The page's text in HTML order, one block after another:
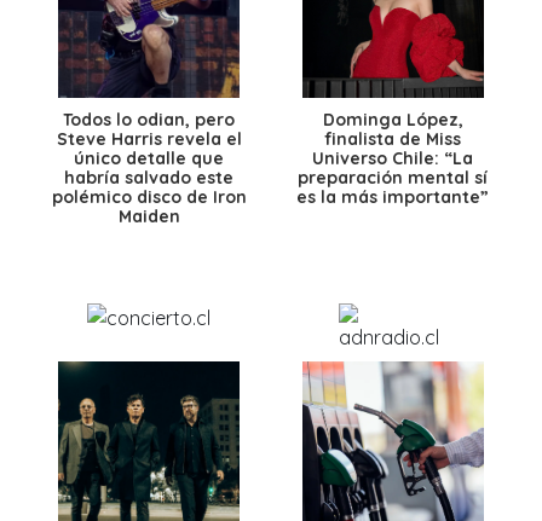
Todos lo odian, pero
Steve Harris revela el
único detalle que
habría salvado este
polémico disco de Iron
Maiden
Dominga López,
finalista de Miss
Universo Chile: “La
preparación mental sí
es la más importante”